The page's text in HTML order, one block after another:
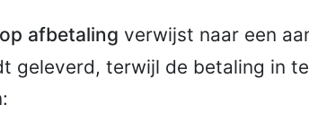
afbetaling verwijst naar een
geleverd, terwijl de betaling in